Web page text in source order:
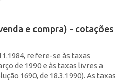
e compra) - cotações
refere-se às taxas
de 1990 e às taxas livres a
1690, de 18.3.1990). As taxas